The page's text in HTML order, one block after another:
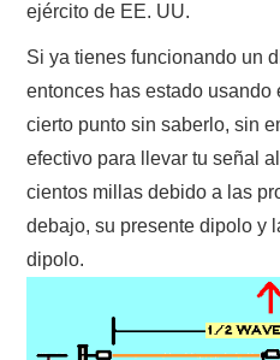
PROMOCIÓN DE LA RADIO
PROPAGACIÓN
SALÓN DE LA FAMA DEL CRECJ
SOTA Y POTA
ejército de EE. UU.
Si ya tienes funcionando un
entonces has estado usando
cierto punto sin saberlo, sin
efectivo para llevar tu señal
cientos millas debido a las
debajo, su presente dipolo y
dipolo.